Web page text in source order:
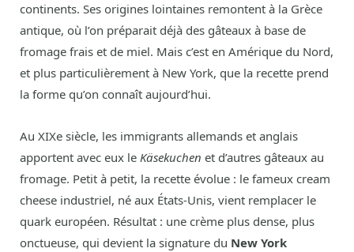
continents. Ses origines lointaines remontent à la Grèce
antique, où l’on préparait déjà des gâteaux à base de
fromage frais et de miel. Mais c’est en Amérique du Nord,
et plus particulièrement à New York, que la recette prend
la forme qu’on connaît aujourd’hui.
Au XIXe siècle, les immigrants allemands et anglais
apportent avec eux le Käsekuchen et d’autres gâteaux au
fromage. Petit à petit, la recette évolue : le fameux cream
cheese industriel, né aux États-Unis, vient remplacer le
quark européen. Résultat : une crème plus dense, plus
onctueuse, qui devient la signature du New York